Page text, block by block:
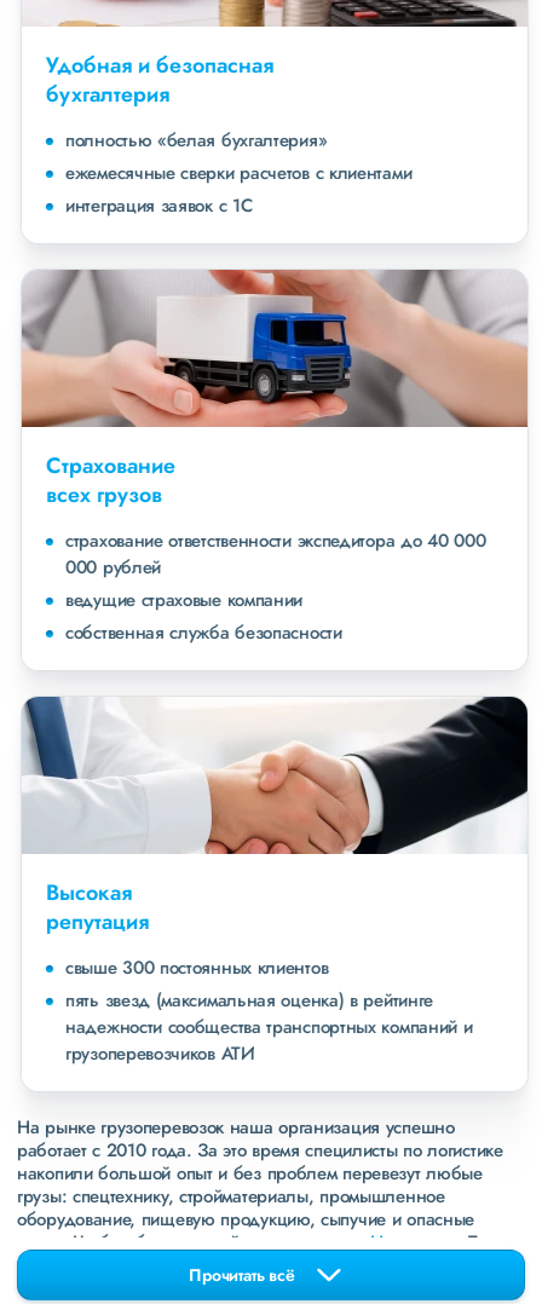
Удобная и безопасная
бухгалтерия
полностью «белая бухгалтерия»
ежемесячные сверки расчетов с клиентами
интеграция заявок с 1С
Страхование
всех грузов
страхование ответственности экспедитора до 40 000
000 рублей
ведущие страховые компании
собственная служба безопасности
Высокая
репутация
свыше 300 постоянных клиентов
пять звезд (максимальная оценка) в рейтинге
надежности сообщества транспортных компаний и
грузоперевозчиков АТИ
На рынке грузоперевозок наша организация успешно
работает с 2010 года. За это время специлисты по логистике
накопили большой опыт и без проблем перевезут любые
грузы: спецтехнику, стройматериалы, промышленное
оборудование, пищевую продукцию, сыпучие и опасные
грузы. Чтобы убедиться зайдите в раздел
«Наш опыт»
. Там
свежие примеры перевозок, которые обновляются несколько
раз в неделю. Также недавно мы запустили новые
Прочитать всё